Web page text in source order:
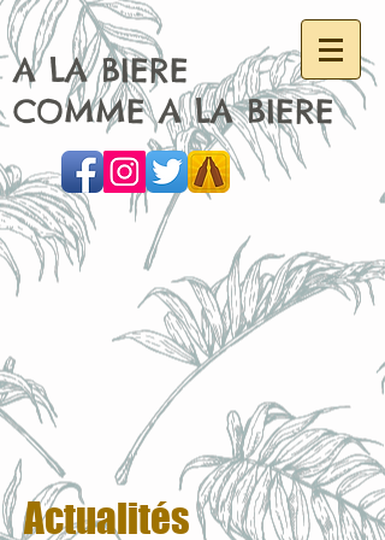
A LA BIERE
COMME A LA BIERE
Actualités